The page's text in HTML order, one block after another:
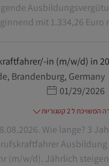
mit 1.334,26 Euro
in (m/w/d) in
מיקום
Brandenburg, Germany
תאריך פרסום
01/29/2026
ל 2 קטגוריות
Wie lange? 3
(m/w/d). Jährlich